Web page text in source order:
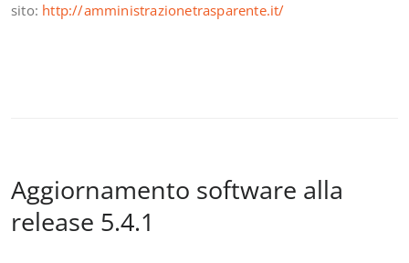
sito: http://amministrazionetrasparente.it/
Aggiornamento software alla
release 5.4.1